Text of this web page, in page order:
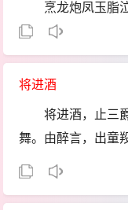
主人何为言少
五花马，千金
愁。
烹龙炮凤玉脂
吹龙笛，击鼍
劝君终日酩酊
将进酒
将进酒，止三
舞。由醉言，出童
既立监，或佐
辞，惟酒无量维制